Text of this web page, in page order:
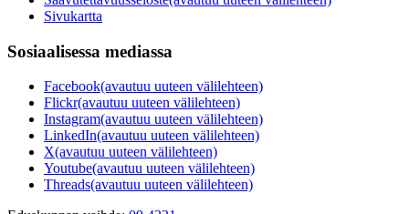
Sivukartta
Sosiaalisessa mediassa
Facebook(avautuu uuteen välilehteen)
Flickr(avautuu uuteen välilehteen)
Instagram(avautuu uuteen välilehteen)
LinkedIn(avautuu uuteen välilehteen)
X(avautuu uuteen välilehteen)
Youtube(avautuu uuteen välilehteen)
Threads(avautuu uuteen välilehteen)